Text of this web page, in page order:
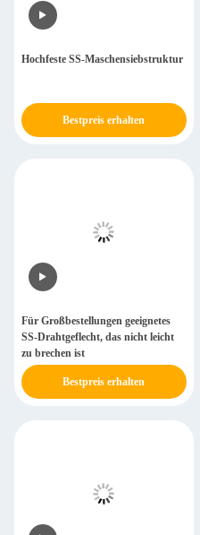
Hochfeste SS-Maschensiebstruktur
Bestpreis erhalten
Für Großbestellungen geeignetes
SS-Drahtgeflecht, das nicht leicht
zu brechen ist
Bestpreis erhalten